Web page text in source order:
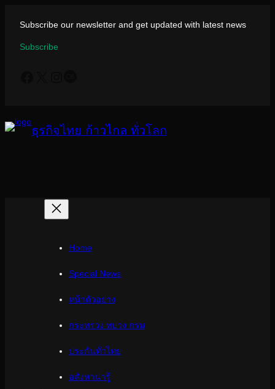
เนื้อหา
Subscribe our newsletter and get updated with latest news
Subscribe
ธุรกิจไทย ก้าวไกล ทั่วโลก
Home
Special News
หน้าตัวอย่าง
กระทรวง ทบวง กรม
ประกันทั่วไทย
อสังหาน่ารู้